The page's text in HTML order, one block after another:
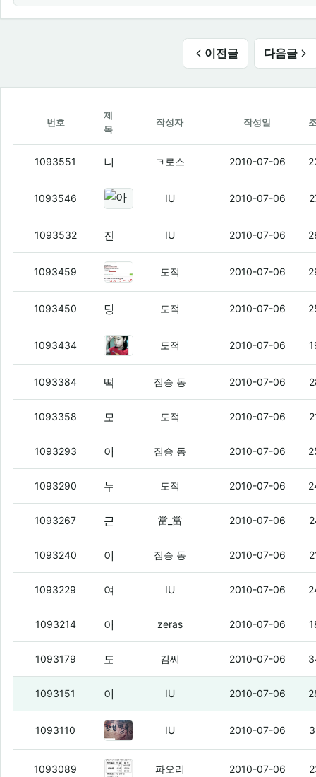
이전글 다음글
번호
제
목
작성자 작성일
1093551 ㅋ로스 2010-07-06
1093546 아레나 다른데서 하나 추가주문 하
IU 2010-07-06
1093532 IU 2010-07-06
1093459 당당이네
도적 2010-07-06
1093450 (6)
도적 2010-07-06
1093434 당당이네
도적 2010-07-06
1093384 짐승 동 2010-07-06
1093358 도적 2010-07-06
1093293 짐승 동 2010-07-06
1093290 (4)
도적 2010-07-06
1093267 當_當 2010-07-06
1093240 짐승 동 2010-07-06
1093229 (2)
IU 2010-07-06
1093214 (5)
zeras 2010-07-06
1093179 김씨 2010-07-06
1093151 (12)
IU 2010-07-06
1093110 롯데멤버스카드 만든거 오늘 배송
IU 2010-07-06
1093089 니네 일자리는 구햇냐(1)
파오리 2010-07-06